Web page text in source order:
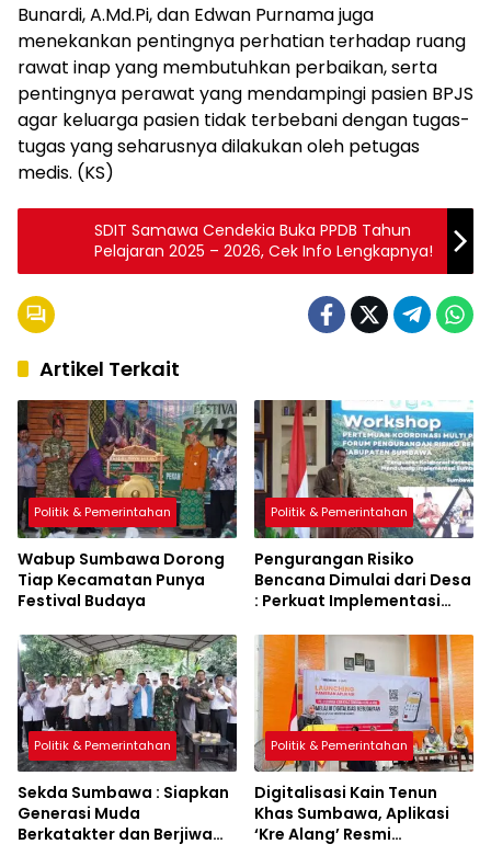
Bunardi, A.Md.Pi, dan Edwan Purnama juga
menekankan pentingnya perhatian terhadap ruang
rawat inap yang membutuhkan perbaikan, serta
pentingnya perawat yang mendampingi pasien BPJS
agar keluarga pasien tidak terbebani dengan tugas-
tugas yang seharusnya dilakukan oleh petugas
medis. (KS)
SDIT Samawa Cendekia Buka PPDB Tahun
Pelajaran 2025 – 2026, Cek Info Lengkapnya!
Artikel Terkait
Politik & Pemerintahan
Wabup Sumbawa Dorong
Tiap Kecamatan Punya
Festival Budaya
Politik & Pemerintahan
Pengurangan Risiko
Bencana Dimulai dari Desa
: Perkuat Implementasi
Politik & Pemerintahan
Sekda Sumbawa : Siapkan
Generasi Muda
Berkatakter dan Berjiwa
Politik & Pemerintahan
Digitalisasi Kain Tenun
Khas Sumbawa, Aplikasi
‘Kre Alang’ Resmi